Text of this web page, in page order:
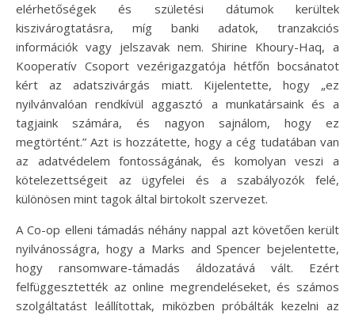
elérhetőségek és születési dátumok kerültek
kiszivárogtatásra, míg banki adatok, tranzakciós
információk vagy jelszavak nem. Shirine Khoury-Haq, a
Kooperatív Csoport vezérigazgatója hétfőn bocsánatot
kért az adatszivárgás miatt. Kijelentette, hogy „ez
nyilvánvalóan rendkívül aggasztó a munkatársaink és a
tagjaink számára, és nagyon sajnálom, hogy ez
megtörtént.” Azt is hozzátette, hogy a cég tudatában van
az adatvédelem fontosságának, és komolyan veszi a
kötelezettségeit az ügyfelei és a szabályozók felé,
különösen mint tagok által birtokolt szervezet.
A Co-op elleni támadás néhány nappal azt követően került
nyilvánosságra, hogy a Marks and Spencer bejelentette,
hogy ransomware-támadás áldozatává vált. Ezért
felfüggesztették az online megrendeléseket, és számos
szolgáltatást leállítottak, miközben próbálták kezelni az